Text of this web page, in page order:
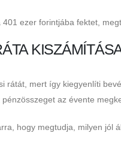
ezer forintjába fektet,
rátát, mert így kiegyenlíti
az évente
hogy megtudja, milyen jól